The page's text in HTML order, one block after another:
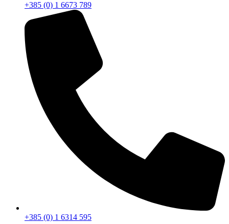
+385 (0) 1 6673 789
+385 (0) 1 6314 595